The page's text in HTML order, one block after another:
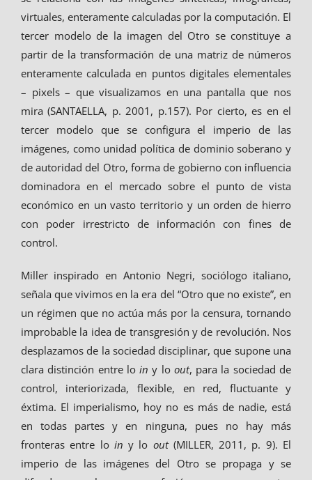
virtuales, enteramente calculadas por la computación. El
tercer modelo de la imagen del Otro se constituye a
partir de la transformación de una matriz de números
enteramente calculada en puntos digitales elementales
– pixels – que visualizamos en una pantalla que nos
mira (SANTAELLA, p. 2001, p.157). Por cierto, es en el
tercer modelo que se configura el imperio de las
imágenes, como unidad política de dominio soberano y
de autoridad del Otro, forma de gobierno con influencia
dominadora en el mercado sobre el punto de vista
económico en un vasto territorio y un orden de hierro
con poder irrestricto de información con fines de
control.
Miller inspirado en Antonio Negri, sociólogo italiano,
señala que vivimos en la era del “Otro que no existe”, en
un régimen que no actúa más por la censura, tornando
improbable la idea de transgresión y de revolución. Nos
desplazamos de la sociedad disciplinar, que supone una
clara distinción entre loin y lo out, para la sociedad de
control, interiorizada, flexible, en red, fluctuante y
éxtima. El imperialismo, hoy no es más de nadie, está
en todas partes y en ninguna, pues no hay más
fronteras entre lo in y lo out(MILLER, 2011, p. 9). El
imperio de las imágenes del Otro se propaga y se